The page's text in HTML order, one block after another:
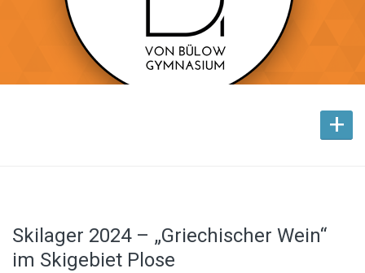
+
Skilager 2024 – „Griechischer Wein“
im Skigebiet Plose